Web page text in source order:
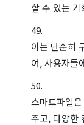
할 수 있는
이는 단순히
여, 사용자들
스마트파일
주고, 다양한